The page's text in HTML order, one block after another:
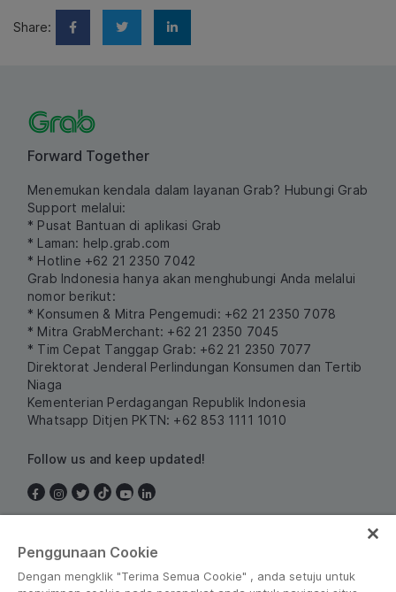
Share:
Forward Together
Menemukan kendala dalam layanan Grab? Hubungi Grab
Support melalui:
* Pusat Bantuan di aplikasi Grab
* Laman: help.grab.com
* Hotline +62 21 2350 7042
Grab Indonesia hanya akan menghubungi Anda melalui
nomor berikut:
* Konsumen & Mitra Pengemudi: +62 21 2350 7078
* Mitra GrabMerchant: +62 21 2350 7045
* Tim Cepat Tanggap Grab: +62 21 2350 7077
Direktorat Jenderal Perlindungan Konsumen dan Tertib
Niaga
Kementerian Perdagangan Republik Indonesia
Whatsapp Ditjen PKTN: +62 853 1111 1010
Follow us and keep updated!
Penggunaan Cookie
Dengan mengklik "Terima Semua Cookie" , anda setuju untuk